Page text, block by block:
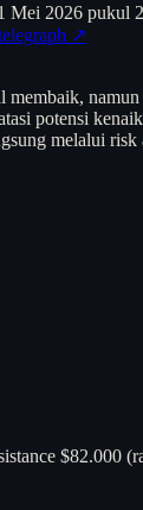
Mei 2026 pukul
↗
membaik,
potensi
melalui risk
$82.000